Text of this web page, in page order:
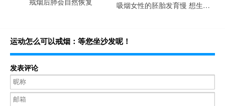
吸烟女性的胚胎发育慢 想生育先戒烟
运动怎么可以戒烟：等您坐沙发呢！
发表评论